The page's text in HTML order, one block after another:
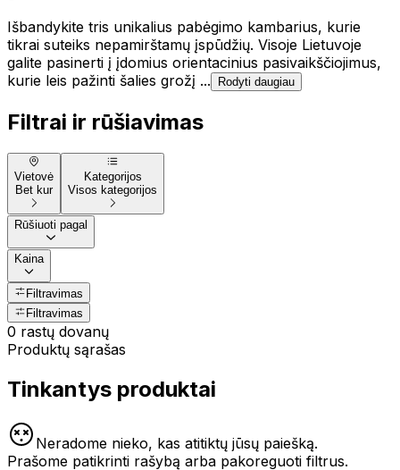
Išbandykite tris unikalius pabėgimo kambarius, kurie
tikrai suteiks nepamirštamų įspūdžių. Visoje Lietuvoje
galite pasinerti į įdomius orientacinius pasivaikščiojimus,
kurie leis pažinti šalies grožį ...
Rodyti daugiau
Filtrai ir rūšiavimas
Vietovė
Bet kur
Kategorijos
Visos kategorijos
Rūšiuoti pagal
Kaina
Filtravimas
Filtravimas
0 rastų dovanų
Produktų sąrašas
Tinkantys produktai
Neradome nieko, kas atitiktų jūsų paiešką.
Prašome patikrinti rašybą arba pakoreguoti filtrus.